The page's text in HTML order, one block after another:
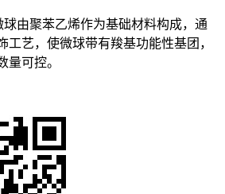
由聚苯乙烯作为基础材料构成，通
工艺，使微球带有羧基功能性基团，
量可控。